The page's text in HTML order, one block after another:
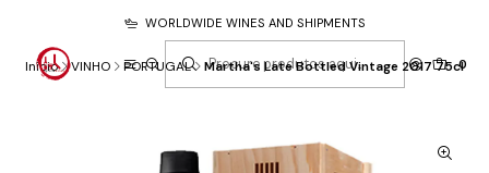
0
WORLDWIDE WINES AND SHIPMENTS
Início VINHO PORTUGAL Martha's Late Bottled Vintage 2017 75cl